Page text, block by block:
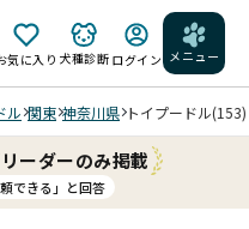
気に入り 犬種診断 ログイン メニュー
ル 関東 神奈川県 トイプードル(153)
ーダーのみ掲載
できる」と回答